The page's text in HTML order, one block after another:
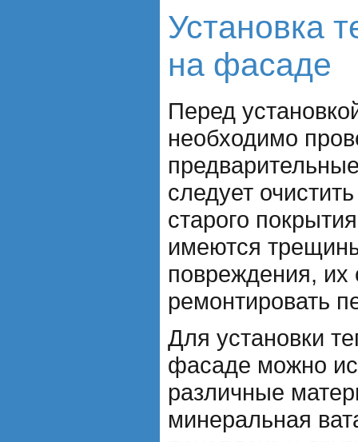
Установка
на фасаде
Перед
необходимо
следует
старого
имеются
повреждения, их
ремонтировать
Для установки
фасаде можно
различные
минеральная